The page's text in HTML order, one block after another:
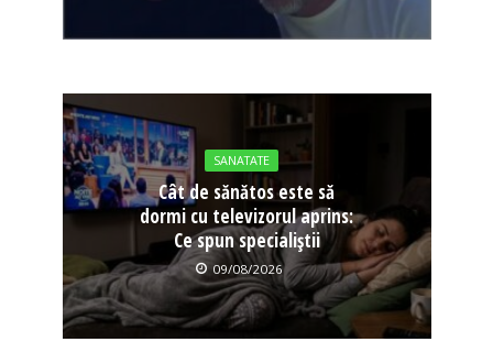
SANATATE
Cât de sănătos este să
dormi cu televizorul aprins:
Ce spun specialiștii
09/08/2026